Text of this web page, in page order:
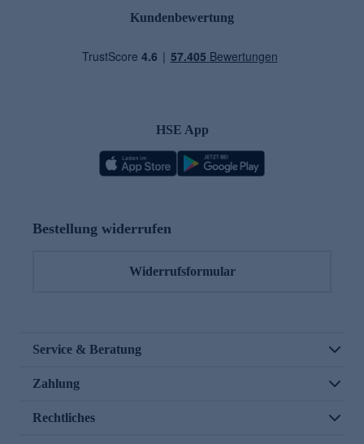
Kundenbewertung
HSE App
Bestellung widerrufen
Widerrufsformular
Service & Beratung
Zahlung
Rechtliches